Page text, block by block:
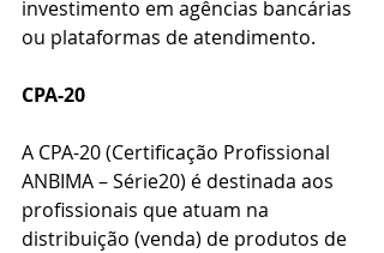
investimento em agências bancárias
ou plataformas de atendimento.
CPA-20
A CPA-20 (Certificação Profissional
ANBIMA – Série20) é destinada aos
profissionais que atuam na
distribuição (venda) de produtos de